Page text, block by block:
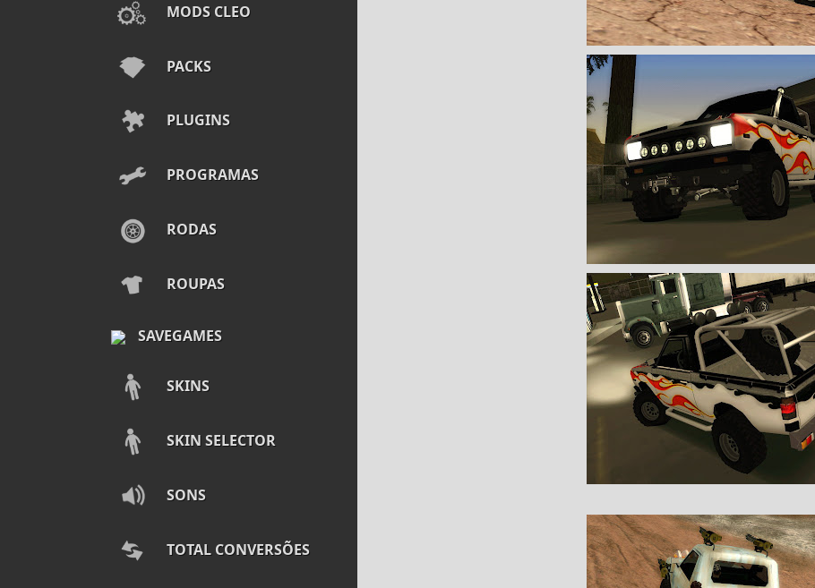
MODS CLEO
PACKS
PLUGINS
PROGRAMAS
RODAS
ROUPAS
SAVEGAMES
SKINS
SKIN SELECTOR
SONS
TOTAL CONVERSÕES